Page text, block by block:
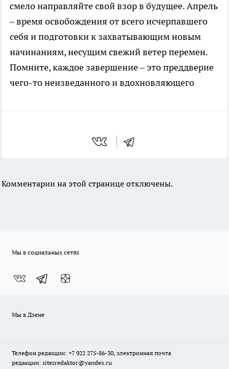
смело направляйте свой взор в будущее. Апрель
– время освобождения от всего исчерпавшего
себя и подготовки к захватывающим новым
начинаниям, несущим свежий ветер перемен.
Помните, каждое завершение – это преддверие
чего-то неизведанного и вдохновляющего
Комментарии на этой странице отключены.
Мы в социальных сетях
Мы в Дзене
Телефон редакции: +7 922 275-86-30, электронная почта
редакции: sitesredaktor@yandex.ru